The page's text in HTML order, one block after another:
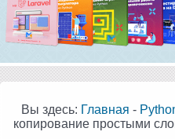
Вы здесь: Главная -
копирование простыми